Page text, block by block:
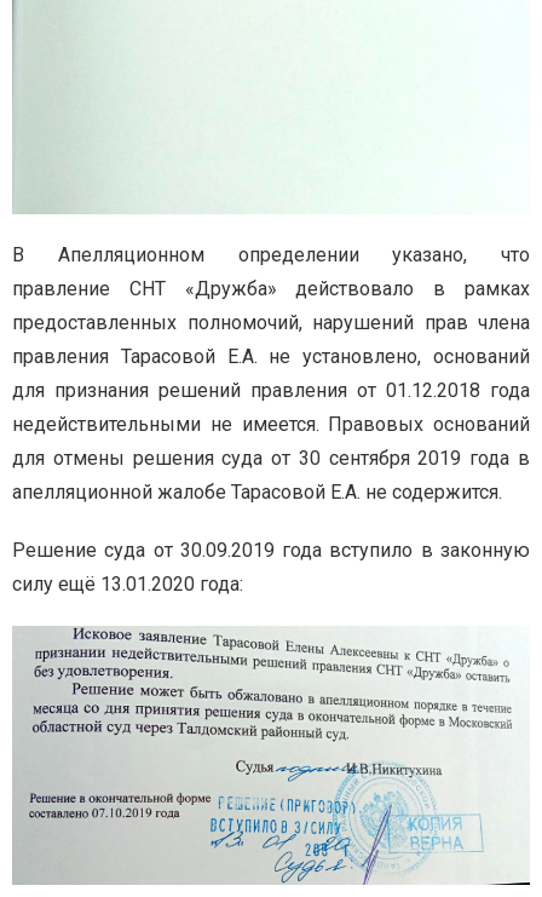
В Апелляционном определении указано, что
правление СНТ «Дружба» действовало в рамках
предоставленных полномочий, нарушений прав члена
правления Тарасовой Е.А. не установлено, оснований
для признания решений правления от 01.12.2018 года
недействительными не имеется. Правовых оснований
для отмены решения суда от 30 сентября 2019 года в
апелляционной жалобе Тарасовой Е.А. не содержится.
Решение суда от 30.09.2019 года вступило в законную
силу ещё 13.01.2020 года: